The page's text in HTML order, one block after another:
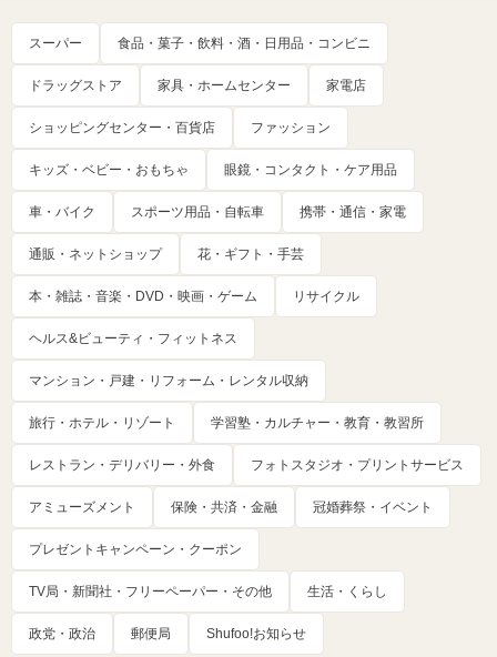
スーパー 食品・菓子・飲料・酒・日用品・コンビニ
ドラッグストア 家具・ホームセンター 家電店
ショッピングセンター・百貨店 ファッション
キッズ・ベビー・おもちゃ 眼鏡・コンタクト・ケア用品
車・バイク スポーツ用品・自転車 携帯・通信・家電
通販・ネットショップ 花・ギフト・手芸
本・雑誌・音楽・DVD・映画・ゲーム リサイクル
ヘルス&ビューティ・フィットネス
マンション・戸建・リフォーム・レンタル収納
旅行・ホテル・リゾート 学習塾・カルチャー・教育・教習所
レストラン・デリバリー・外食 フォトスタジオ・プリントサービス
アミューズメント 保険・共済・金融 冠婚葬祭・イベント
プレゼントキャンペーン・クーポン
TV局・新聞社・フリーペーパー・その他 生活・くらし
政党・政治 郵便局 Shufoo!お知らせ